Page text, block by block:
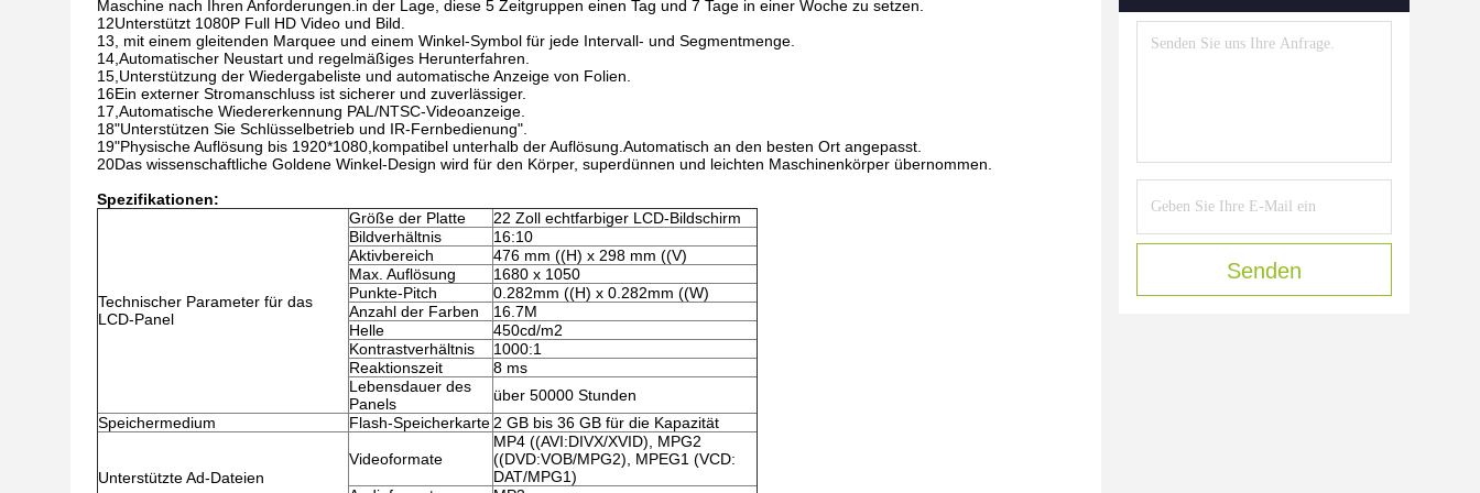
Maschine nach Ihren Anforderungen.in der Lage, diese 5 Zeitgruppen einen Tag und 7 Tage in einer Woche zu setzen.
12Unterstützt 1080P Full HD Video und Bild.
13, mit einem gleitenden Marquee und einem Winkel-Symbol für jede Intervall- und Segmentmenge.
14,Automatischer Neustart und regelmäßiges Herunterfahren.
15,Unterstützung der Wiedergabeliste und automatische Anzeige von Folien.
16Ein externer Stromanschluss ist sicherer und zuverlässiger.
17,Automatische Wiedererkennung PAL/NTSC-Videoanzeige.
18"Unterstützen Sie Schlüsselbetrieb und IR-Fernbedienung".
19"Physische Auflösung bis 1920*1080,kompatibel unterhalb der Auflösung.Automatisch an den besten Ort angepasst.
20Das wissenschaftliche Goldene Winkel-Design wird für den Körper, superdünnen und leichten Maschinenkörper übernommen.
Spezifikationen:
Technischer Parameter für das
LCD-Panel
Größe der Platte
22 Zoll echtfarbiger LCD-Bildschirm
Bildverhältnis
16:10
Aktivbereich
476 mm ((H) x 298 mm ((V)
Max. Auflösung
1680 x 1050
Punkte-Pitch
0.282mm ((H) x 0.282mm ((W)
Anzahl der Farben
16.7M
Helle
450cd/m2
Kontrastverhältnis
1000:1
Reaktionszeit
8 ms
Lebensdauer des
Panels
über 50000 Stunden
Speichermedium
Flash-Speicherkarte 2 GB bis 36 GB für die Kapazität
Unterstützte Ad-Dateien
Videoformate
MP4 ((AVI:DIVX/XVID), MPG2
((DVD:VOB/MPG2), MPEG1 (VCD:
DAT/MPG1)
Senden